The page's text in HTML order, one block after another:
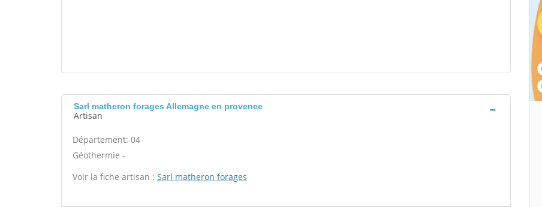
Sarl matheron forages Allemagne en provence
Artisan
Département: 04
Géothermie -
Voir la fiche artisan : Sarl matheron forages